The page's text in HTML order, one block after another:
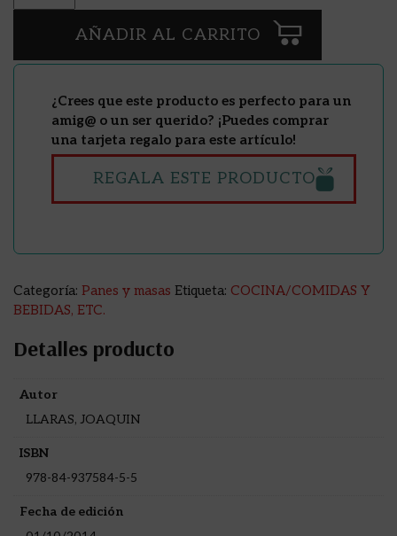
AÑADIR AL CARRITO
¿Crees que este producto es perfecto para un
amig@ o un ser querido? ¡Puedes comprar
una tarjeta regalo para este artículo!
REGALA ESTE PRODUCTO
Categoría: Panes y masas Etiqueta: COCINA/COMIDAS Y
BEBIDAS, ETC.
Detalles producto
Autor
LLARAS, JOAQUIN
ISBN
978-84-937584-5-5
Fecha de edición